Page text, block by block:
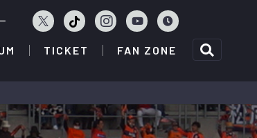
TICKET FAN ZONE